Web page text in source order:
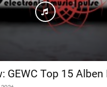
GEWC Top 15 Alben